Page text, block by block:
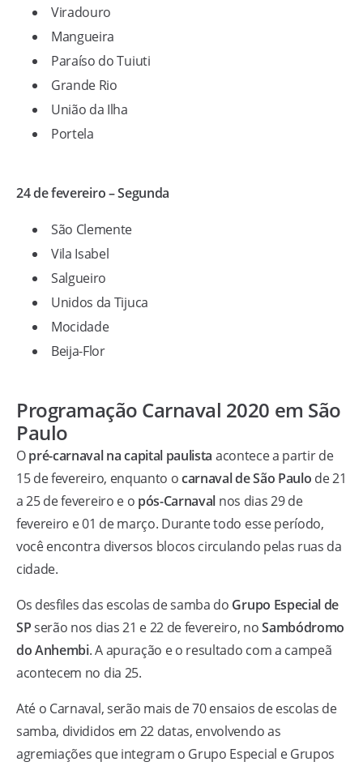
Viradouro
Mangueira
Paraíso do Tuiuti
Grande Rio
União da Ilha
Portela
24 de fevereiro – Segunda
São Clemente
Vila Isabel
Salgueiro
Unidos da Tijuca
Mocidade
Beija-Flor
Programação Carnaval 2020 em São
Paulo
Opré-carnaval na capital paulista acontece a partir de
15 de fevereiro, enquanto ocarnaval de São Paulo de 21
a 25 de fevereiro e o pós-Carnaval nos dias 29 de
fevereiro e 01 de março. Durante todo esse período,
você encontra diversos blocos circulando pelas ruas da
cidade.
Os desfiles das escolas de samba do Grupo Especial de
SPserão nos dias 21 e 22 de fevereiro, noSambódromo
do Anhembi. A apuração e o resultado com a campeã
acontecem no dia 25.
Até o Carnaval, serão mais de 70 ensaios de escolas de
samba, divididos em 22 datas, envolvendo as
agremiações que integram o Grupo Especial e Grupos